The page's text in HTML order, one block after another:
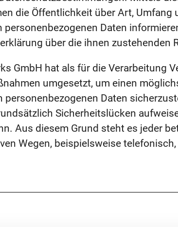
die Öffentlichkeit über Art, Umfang
Daten
über die ihnen zustehenden
GmbH hat als für die Verarbeitung
umgesetzt, um einen
Daten
Sicherheitslücken
Aus diesem Grund steht es jeder
Wegen, beispielsweise